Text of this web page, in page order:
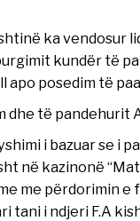
ka vendosur
kundër të
posedim të
të pandehurit
i bazuar se i
në kazinonë
me përdorimin
tani i ndjeri F.A